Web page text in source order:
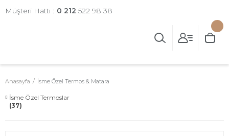
Müşteri Hattı : 0 212 522 98 38
Anasayfa İsme Özel Termos & Matara
İsme Özel Termoslar
(37)